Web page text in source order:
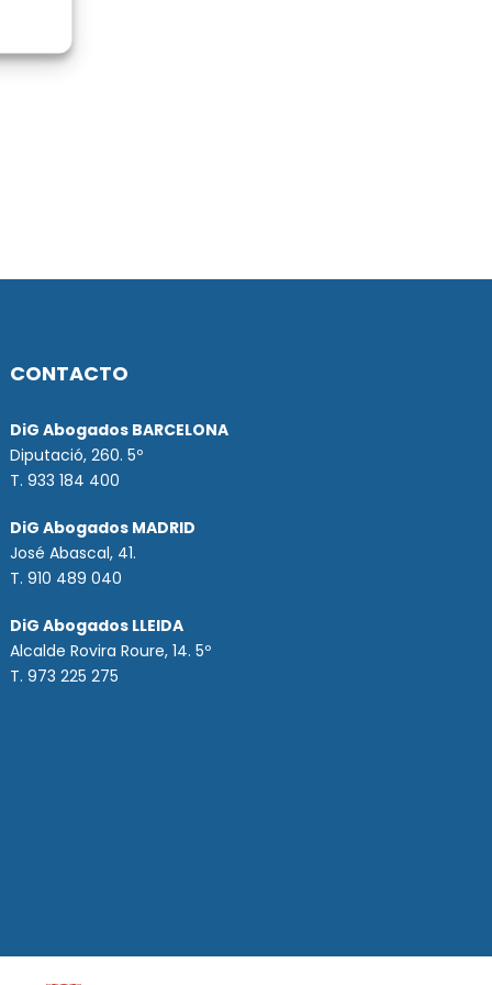
CONTACTO
DiG Abogados BARCELONA
Diputació, 260. 5º
T. 933 184 400
DiG Abogados MADRID
José Abascal, 41.
T.910 489 040
DiG Abogados LLEIDA
Alcalde Rovira Roure, 14. 5º
T. 973 225 275